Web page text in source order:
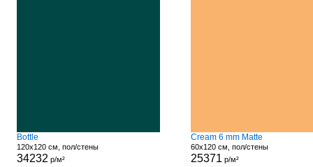
Bottle
120x120 см, пол/стены
34232 р/м²
Cream 6 mm Matte
60x120 см, пол/стены
25371 р/м²